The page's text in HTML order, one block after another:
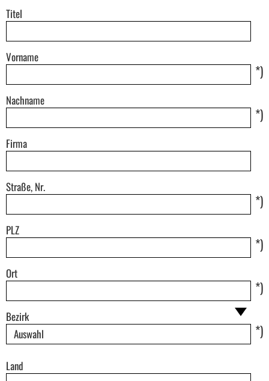
Titel
Vorname
*)
Nachname
*)
Firma
Straße, Nr.
*)
PLZ
*)
Ort
*)
Bezirk
*)
Land